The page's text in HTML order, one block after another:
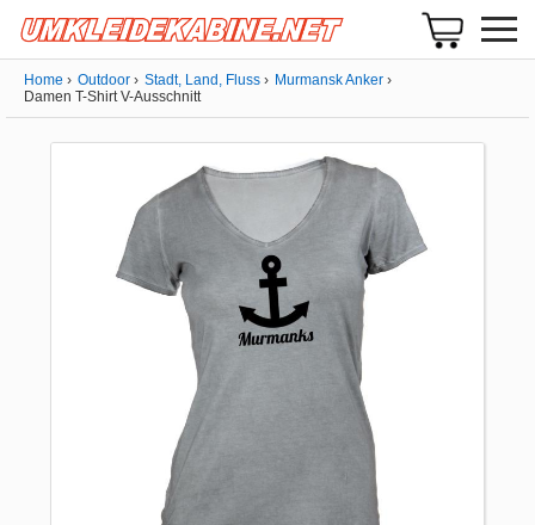
Home Outdoor Stadt, Land, Fluss
Murmansk Anker
Damen T-Shirt V-Ausschnitt